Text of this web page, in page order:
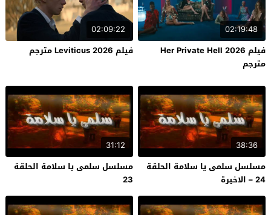
02:19:48
فيلم Her Private Hell 2026
مترجم
02:09:22
فيلم Leviticus 2026 مترجم
38:36
مسلسل سلمى يا سلامة الحلقة
24 – الاخيرة
31:12
مسلسل سلمى يا سلامة الحلقة
23